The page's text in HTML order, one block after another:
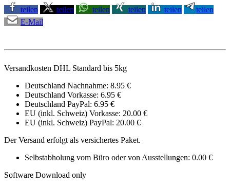
teilen
teilen teilen teilen teilen
teilen
E-Mail
Versandkosten DHL Standard bis 5kg
Deutschland Nachnahme: 8.95 €
Deutschland Vorkasse: 6.95 €
Deutschland PayPal: 6.95 €
EU (inkl. Schweiz) Vorkasse: 20.00 €
EU (inkl. Schweiz) PayPal: 20.00 €
Der Versand erfolgt als versichertes Paket.
Selbstabholung vom Büro oder von Ausstellungen: 0.00 €
Software Download only